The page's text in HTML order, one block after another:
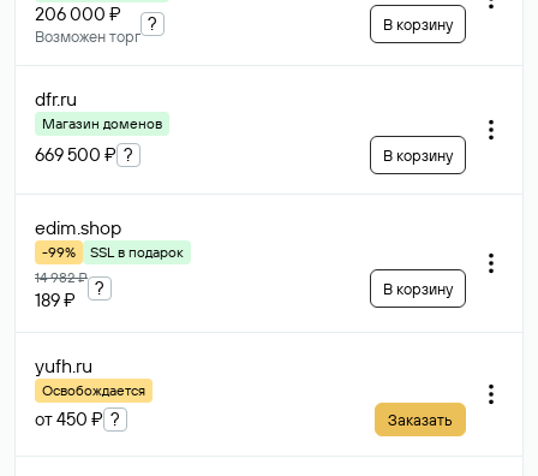
206 000 ₽
Возможен торг
? В корзину
dfr.ru
Магазин доменов
669 500 ₽ ? В корзину
edim.shop
-99%
SSL в подарок
14 982 ₽
189 ₽
? В корзину
yufh.ru
Освобождается
от 450 ₽ ? Заказать